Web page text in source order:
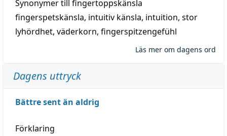
Synonymer till fingertoppskänsla
fingerspetskänsla, intuitiv känsla, intuition, stor
lyhördhet, väderkorn, fingerspitzengefühl
Läs mer om dagens ord
Dagens uttryck
Bättre sent än aldrig
Förklaring